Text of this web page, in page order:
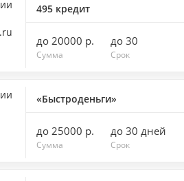
495 кредит
до 20000 р.
Сумма
до 30
Срок
«Быстроденьги»
до 25000 р.
Сумма
до 30 дней
Срок